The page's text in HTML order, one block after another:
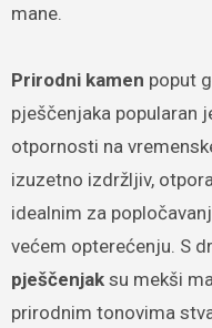
mane.
Prirodni kamen poput
pješčenjaka popularan
otpornosti na
izuzetno izdržljiv,
idealnim za
većem opterećenju. S
pješčenjaksu mekši
prirodnim tonovima